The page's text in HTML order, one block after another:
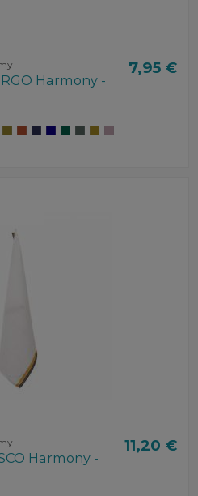
Harmony -
7,95 €
Harmony -
11,20 €